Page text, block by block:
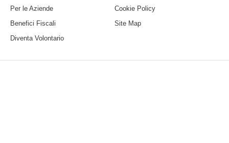
Per le Aziende
Benefici Fiscali
Diventa Volontario
Cookie Policy
Site Map